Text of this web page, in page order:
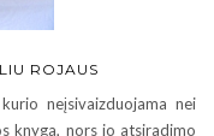
ROJAUS
neįsivaizduojama nei
knyga, nors jo atsiradimo